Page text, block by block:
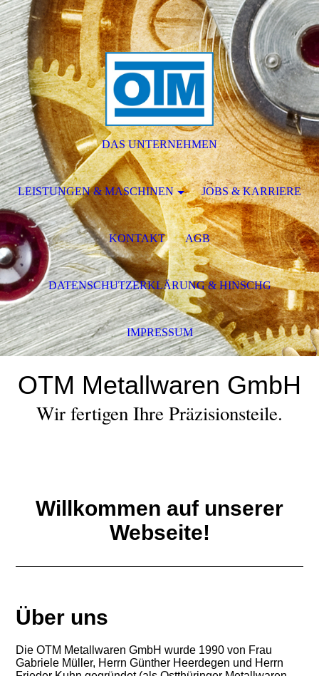
OTM Metallwaren GmbH
Wir fertigen Ihre Präzisionsteile.
Willkommen auf unserer
Webseite!
Über uns
Die OTM Metallwaren GmbH wurde 1990 von Frau
Gabriele Müller, Herrn Günther Heerdegen und Herrn
DAS UNTERNEHMEN
LEISTUNGEN & MASCHINEN JOBS & KARRIERE
KONTAKT AGB
DATENSCHUTZERKLÄRUNG & HINSCHG
IMPRESSUM